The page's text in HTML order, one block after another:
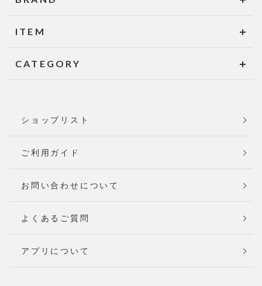
ITEM
CATEGORY
ショップリスト
ご利用ガイド
お問い合わせについて
よくあるご質問
アプリについて